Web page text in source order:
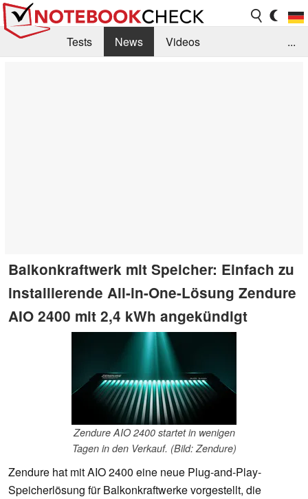
Tests News
Videos
...
Balkonkraftwerk mit Speicher: Einfach zu
installierende All-in-One-Lösung Zendure
AIO 2400 mit 2,4 kWh angekündigt
Zendure AIO 2400 startet in wenigen
Tagen in den Verkauf. (Bild: Zendure)
Zendure hat mit AIO 2400 eine neue Plug-and-Play-
Speicherlösung für Balkonkraftwerke vorgestellt, die